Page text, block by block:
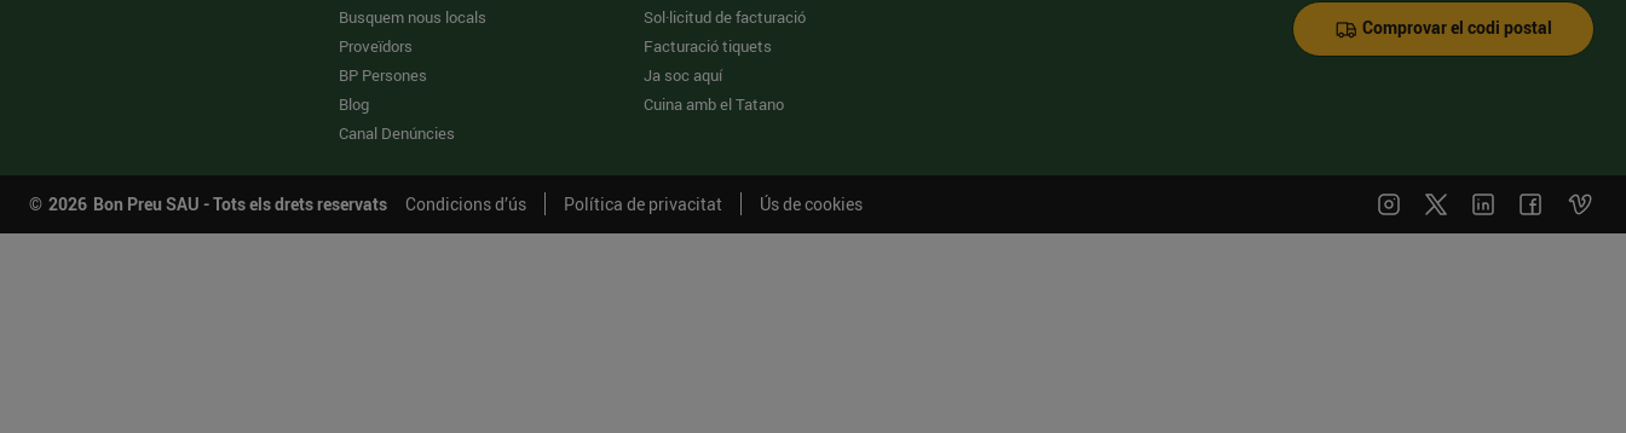
Busquem nous locals
Proveïdors
BP Persones
Blog
Canal Denúncies
Sol·licitud de facturació
Facturació tiquets
Ja soc aquí
Cuina amb el Tatano
Comprovar el codi postal
© 2026 Bon Preu SAU - Tots els drets reservats Condicions d’ús Política de privacitat Ús de cookies